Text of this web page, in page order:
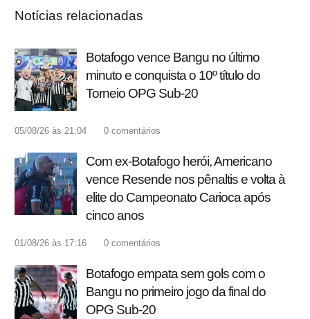
Notícias relacionadas
Botafogo vence Bangu no último
minuto e conquista o 10º título do
Torneio OPG Sub-20
05/08/26 às 21:04 0 comentários
Com ex-Botafogo herói, Americano
vence Resende nos pênaltis e volta à
elite do Campeonato Carioca após
cinco anos
01/08/26 às 17:16 0 comentários
Botafogo empata sem gols com o
Bangu no primeiro jogo da final do
OPG Sub-20